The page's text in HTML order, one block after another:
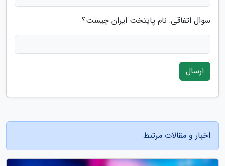
سوال اتفاقی: نام پایتخت ایران چیست؟
ارسال
اخبار و مقالات مرتبط